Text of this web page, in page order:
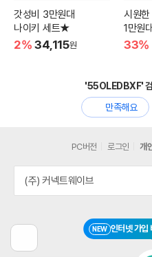
갓성비 3만원대
나이키 세트★
2% 34,115원
시원
1만원
33%
'55OLEDBXF' 검
만족해요
전
NEW 인터넷 가입
PC버전 로그인 개
(주) 커넥트웨이브